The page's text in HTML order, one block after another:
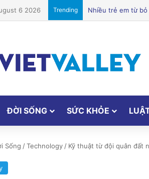
6 2026 Trending Chuyên Gia Dinh
ĐỜI SỐNG SỨC KHỎE
Sống /Technology/ Kỹ thuật từ đội quân đất